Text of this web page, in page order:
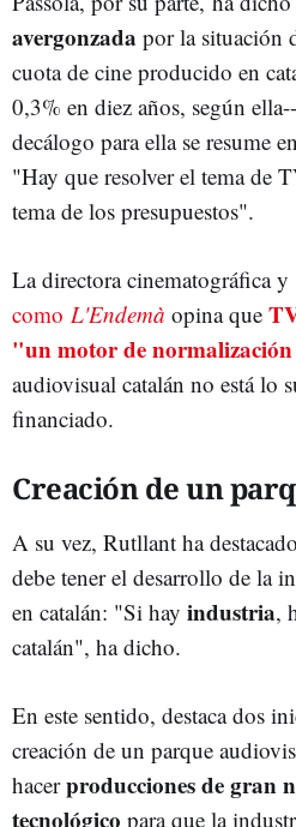
avergonzada por la situación
cuota de cine producido en
0,3% en diez años, según
decálogo para ella se resume
"Hay que resolver el tema de
tema de los presupuestos".
La directora cinematográfica y
como L'Endemà opina que
"un motor de
audiovisual catalán no está lo
financiado.
Creación de un
A su vez, Rutllant ha
debe tener el desarrollo de la
en catalán: "Si hay industria,
catalán", ha dicho.
En este sentido, destaca dos
creación de un parque
hacerproducciones de gran
tecnológico para que la